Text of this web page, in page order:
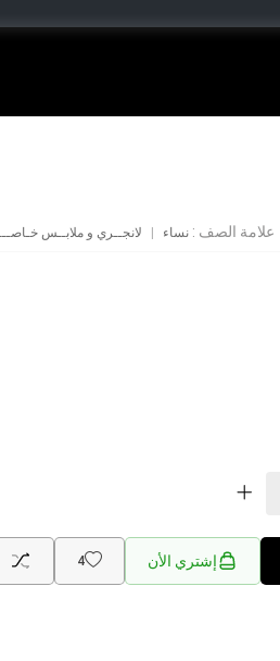
علامة الصف : نساء لانجــري و ملابــس
إشتري الأن 4